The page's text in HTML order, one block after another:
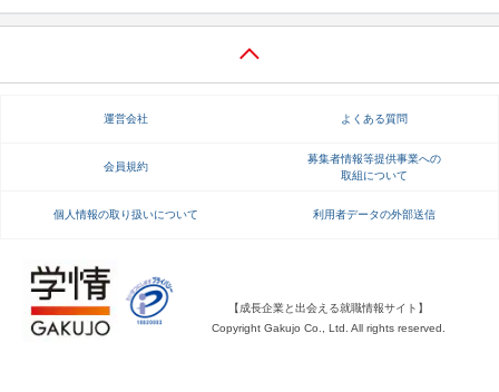
適職診断 就活チャンネル
運営会社 よくある質問
会員規約
募集者情報等提供事業への
取組について
個人情報の取り扱いについて 利用者データの外部送信
【成長企業と出会える就職情報サイト】
Copyright Gakujo Co., Ltd. All rights reserved.